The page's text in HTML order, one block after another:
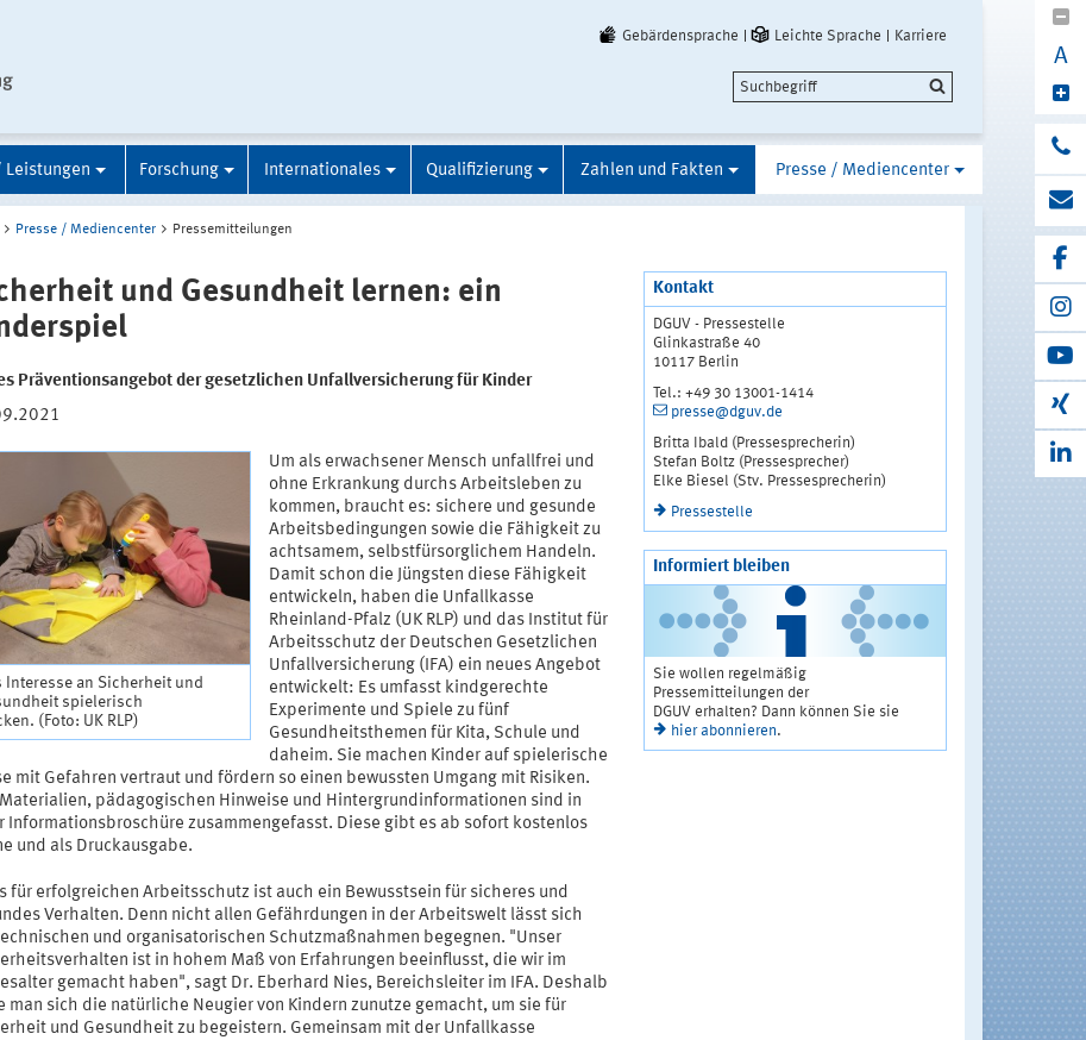
Gebärdensprache Leichte Sprache Karriere
A
Forschung Internationales Qualifizierung Zahlen und Fakten Presse / Mediencenter
Presse / Mediencenter Pressemitteilungen
und Gesundheit lernen: ein
Präventionsangebot der gesetzlichen Unfallversicherung für Kinder
Interesse an Sicherheit und
spielerisch
(Foto: UK RLP)
Um als erwachsener Mensch unfallfrei und
ohne Erkrankung durchs Arbeitsleben zu
kommen, braucht es: sichere und gesunde
Arbeitsbedingungen sowie die Fähigkeit zu
achtsamem, selbstfürsorglichem Handeln.
Damit schon die Jüngsten diese Fähigkeit
entwickeln, haben die Unfallkasse
Rheinland-Pfalz (UK RLP) und das Institut für
Arbeitsschutz der Deutschen Gesetzlichen
Unfallversicherung (IFA) ein neues Angebot
entwickelt: Es umfasst kindgerechte
Experimente und Spiele zu fünf
Gesundheitsthemen für Kita, Schule und
daheim. Sie machen Kinder auf spielerische
mit Gefahren vertraut und fördern so einen bewussten Umgang mit Risiken.
pädagogischen Hinweise und Hintergrundinformationen sind in
Informationsbroschüre zusammengefasst. Diese gibt es ab sofort kostenlos
und als Druckausgabe.
für erfolgreichen Arbeitsschutz ist auch ein Bewusstsein für sicheres und
Verhalten. Denn nicht allen Gefährdungen in der Arbeitswelt lässt sich
und organisatorischen Schutzmaßnahmen begegnen. "Unser
ist in hohem Maß von Erfahrungen beeinflusst, die wir im
gemacht haben", sagt Dr. Eberhard Nies, Bereichsleiter im IFA. Deshalb
man sich die natürliche Neugier von Kindern zunutze gemacht, um sie für
und Gesundheit zu begeistern. Gemeinsam mit der Unfallkasse
Kontakt
DGUV - Pressestelle
Glinkastraße 40
10117 Berlin
Tel.: +49 30 13001-1414
presse@dguv.de
Britta Ibald (Pressesprecherin)
Stefan Boltz (Pressesprecher)
Elke Biesel (Stv. Pressesprecherin)
Pressestelle
Informiert bleiben
Sie wollen regelmäßig
Pressemitteilungen der
DGUV erhalten? Dann können Sie sie
hier abonnieren.